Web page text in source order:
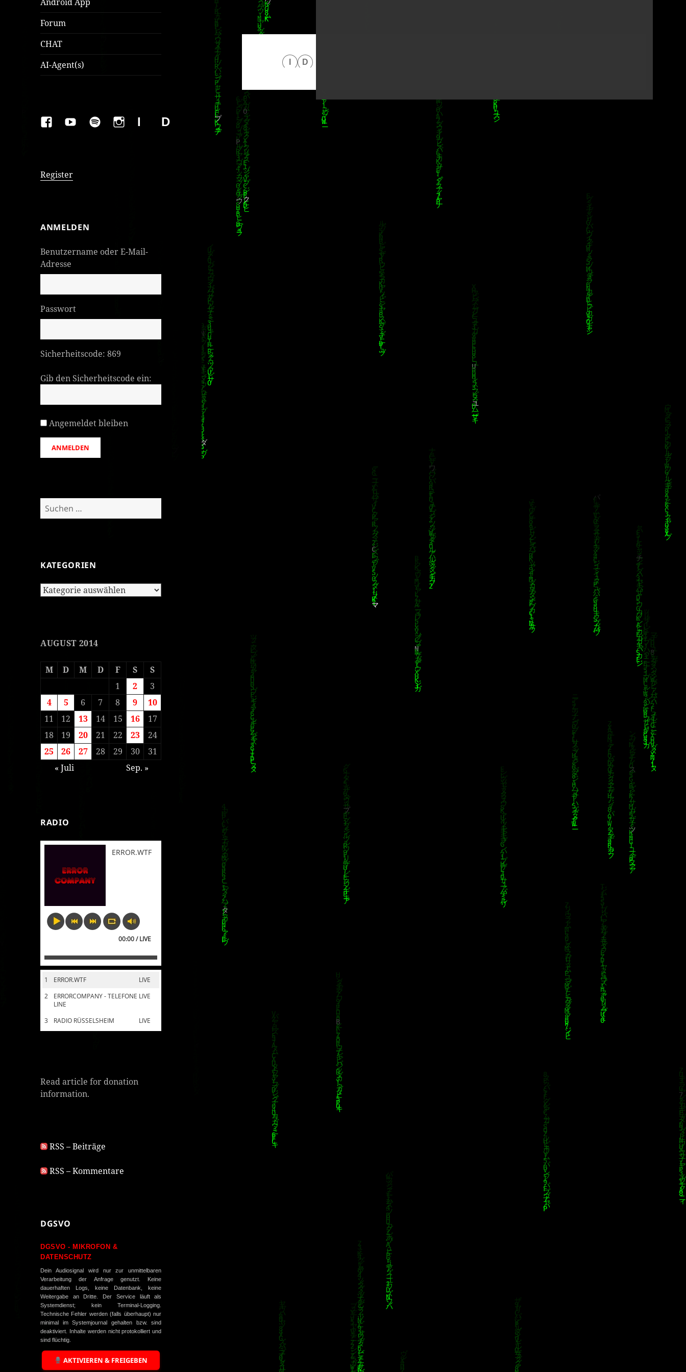
Forum
CHAT
AI-Agent(s)
FAKEBOOK
YOUTUBESPOTIFYINSTAGRAM
IMPRESSUMDatenschutzerklärung
Register
ANMELDEN
Benutzername oder E-Mail-
Adresse
Passwort
Sicherheitscode: 869
Gib den Sicherheitscode ein:
Angemeldet bleiben
ANMELDEN
Suchen
nach:
KATEGORIEN
Kategorien
AUGUST 2014
M D M D F S
S
1
2
3
4
5 6 7 8 9
10
11
12 13 14 15 16
17
18
19 20 21 22 23
24
25
26 27 28 29 30
31
« Juli
Sep. »
RADIO
ERROR.WTF
00:00 / LIVE
1 LIVE
ERROR.WTF
2
LIVE
ERRORCOMPANY - TELEFONE
LINE
3
LIVE
RADIO RÜSSELSHEIM
Read article for donation
information.
RSS – Beiträge
RSS – Kommentare
DGSVO
DGSVO - MIKROFON &
DATENSCHUTZ
Dein Audiosignal wird nur zur unmittelbaren
Verarbeitung der Anfrage genutzt. Keine
dauerhaften Logs, keine Datenbank, keine
Weitergabe an Dritte. Der Service läuft als
Systemdienst; kein Terminal-Logging.
Technische Fehler werden (falls überhaupt) nur
minimal im Systemjournal gehalten bzw. sind
deaktiviert. Inhalte werden nicht protokolliert und
sind flüchtig.
AKTIVIEREN & FREIGEBEN
D